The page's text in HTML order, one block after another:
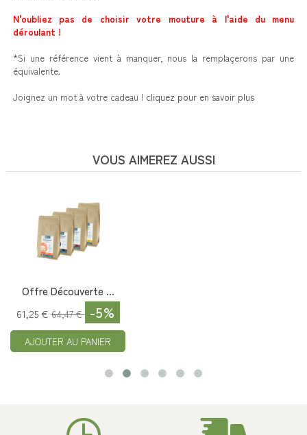
N'oubliez pas de choisir votre mouture à l'aide du menu
déroulant !
*Si une référence vient à manquer, nous la remplaçerons par une
équivalente.
Joignez un mot à votre cadeau ! cliquez pour en savoir plus
VOUS AIMEREZ AUSSI
Offre Découverte ...
61,25 €64,47 € -5%
AJOUTER AU PANIER